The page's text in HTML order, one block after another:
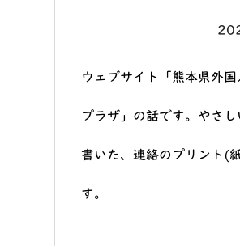
ウェブサイト「熊本県外
プラザ」の話です。やさ
書いた、連絡のプリント(
す。